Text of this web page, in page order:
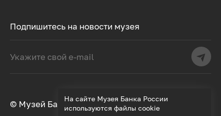
Подпишитесь на новости музея
© Музей Банка России, 2000–2026
На сайте Музея Банка России
используются файлы cookie